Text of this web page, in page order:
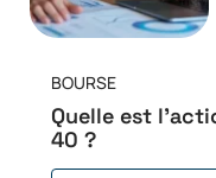
BOURSE
Quelle est
40 ?